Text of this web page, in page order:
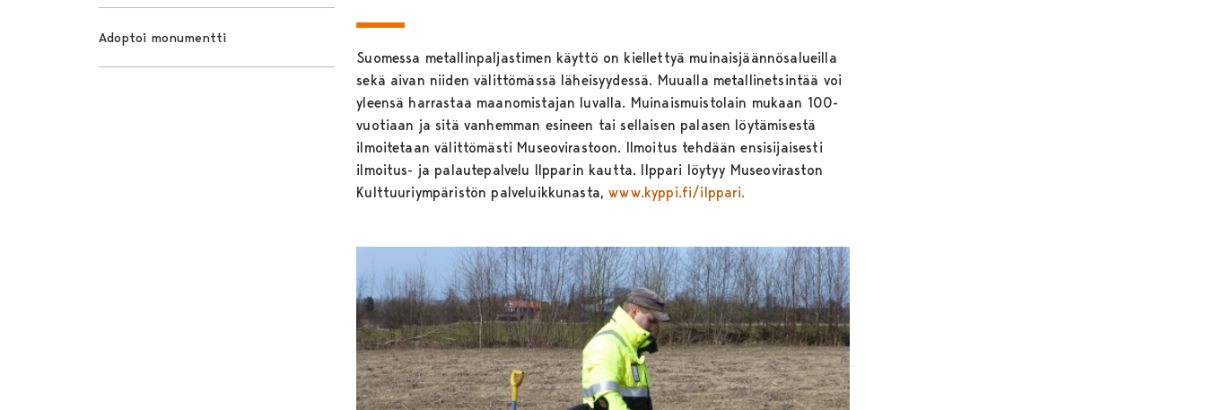
Adoptoi monumentti
Suomessa metallinpaljastimen käyttö on kiellettyä muinaisjäännösalueilla
sekä aivan niiden välittömässä läheisyydessä. Muualla metallinetsintää voi
yleensä harrastaa maanomistajan luvalla. Muinaismuistolain mukaan 100-
vuotiaan ja sitä vanhemman esineen tai sellaisen palasen löytämisestä
ilmoitetaan välittömästi Museovirastoon. Ilmoitus tehdään ensisijaisesti
ilmoitus- ja palautepalvelu Ilpparin kautta. Ilppari löytyy Museoviraston
Kulttuuriympäristön palveluikkunasta,www.kyppi.fi/ilppari.